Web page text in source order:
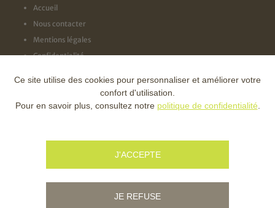
Accueil
Nous contacter
Mentions légales
Confidentialité
NOS LABELS
Ce site utilise des cookies pour personnaliser et améliorer votre
confort d'utilisation.
Pour en savoir plus, consultez notre politique de confidentialité
J'ACCEPTE
JE REFUSE